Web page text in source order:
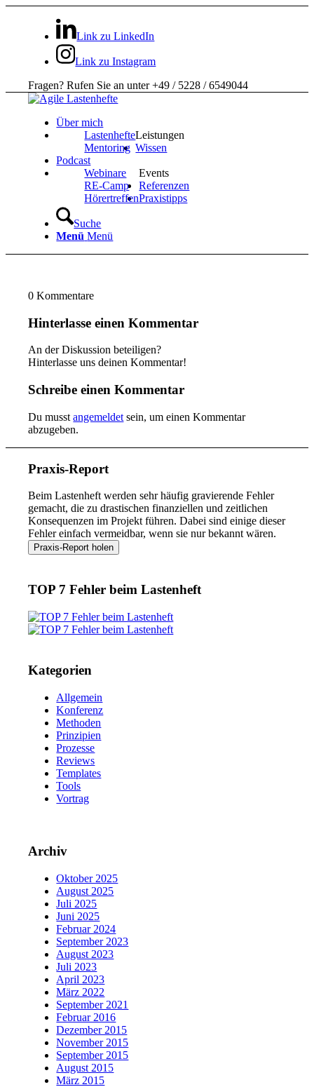
Link zu LinkedIn
Link zu Instagram
Fragen? Rufen Sie an unter +49 / 5228 / 6549044
Über mich
Leistungen
Lastenhefte
Mentoring Wissen
Podcast
Events
Webinare
RE-Camp
Hörertreffen
Referenzen
Praxistipps
Suche
Menü Menü
0 Kommentare
Hinterlasse einen Kommentar
An der Diskussion beteiligen?
Hinterlasse uns deinen Kommentar!
Schreibe einen Kommentar
Du musstangemeldet sein, um einen Kommentar
abzugeben.
Praxis-Report
Beim Lastenheft werden sehr häufig gravierende Fehler
gemacht, die zu drastischen finanziellen und zeitlichen
Konsequenzen im Projekt führen. Dabei sind einige dieser
Fehler einfach vermeidbar, wenn sie nur bekannt wären.
TOP 7 Fehler beim Lastenheft
Kategorien
Allgemein
Konferenz
Methoden
Prinzipien
Prozesse
Reviews
Templates
Tools
Vortrag
Archiv
Oktober 2025
August 2025
Juli 2025
Juni 2025
Februar 2024
September 2023
August 2023
Juli 2023
April 2023
März 2022
September 2021
Februar 2016
Dezember 2015
November 2015
September 2015
August 2015
März 2015